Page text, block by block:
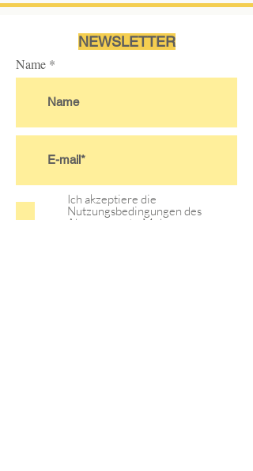
NEWSLETTER
Name
Ich akzeptiere die
Nutzungsbedingungen des
Abonnements. Mehr...